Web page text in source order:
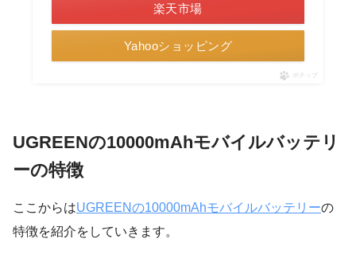
楽天市場
Yahooショッピング
ポチップ
UGREENの10000mAhモバイルバッテリ
ーの特徴
ここからはUGREENの10000mAhモバイルバッテリーの
特徴を紹介をしていきます。